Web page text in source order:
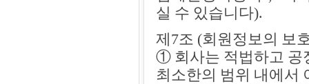
실 수 있습니다).
제7조 (회원정보의 보
① 회사는 적법하고 공
최소한의 범위 내에서